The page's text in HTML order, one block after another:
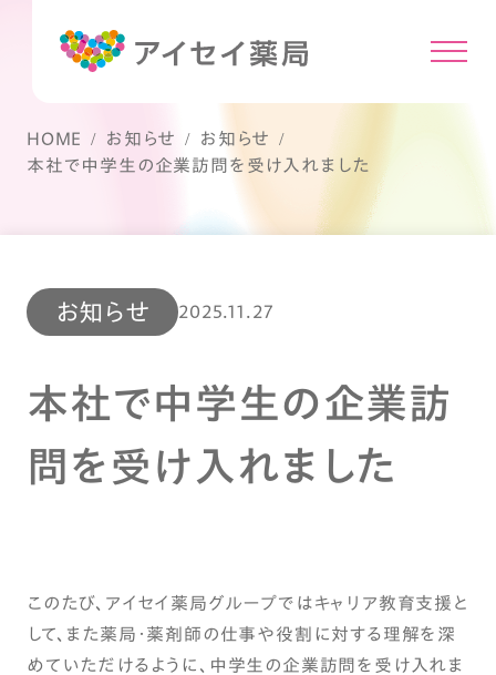
HOME お知らせ
お知らせ
本社で中学生の企業訪問を受け入れました
お知らせ 2025.11.27
本社で中学生の企業訪
問を受け入れました
このたび、アイセイ薬局グループではキャリア教育支援と
して、また薬局・薬剤師の仕事や役割に対する理解を深
めていただけるように、中学生の企業訪問を受け入れま